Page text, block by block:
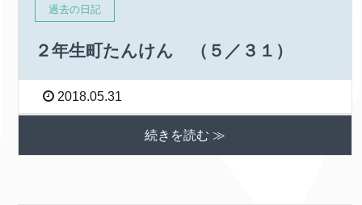
過去の日記
２年生町たんけん （５／３１）
2018.05.31
続きを読む ≫